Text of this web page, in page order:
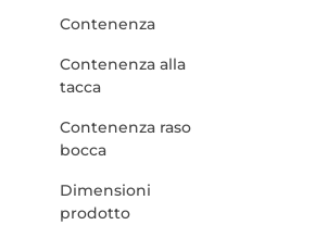
Contenenza
Contenenza alla
tacca
Contenenza raso
bocca
Dimensioni
prodotto